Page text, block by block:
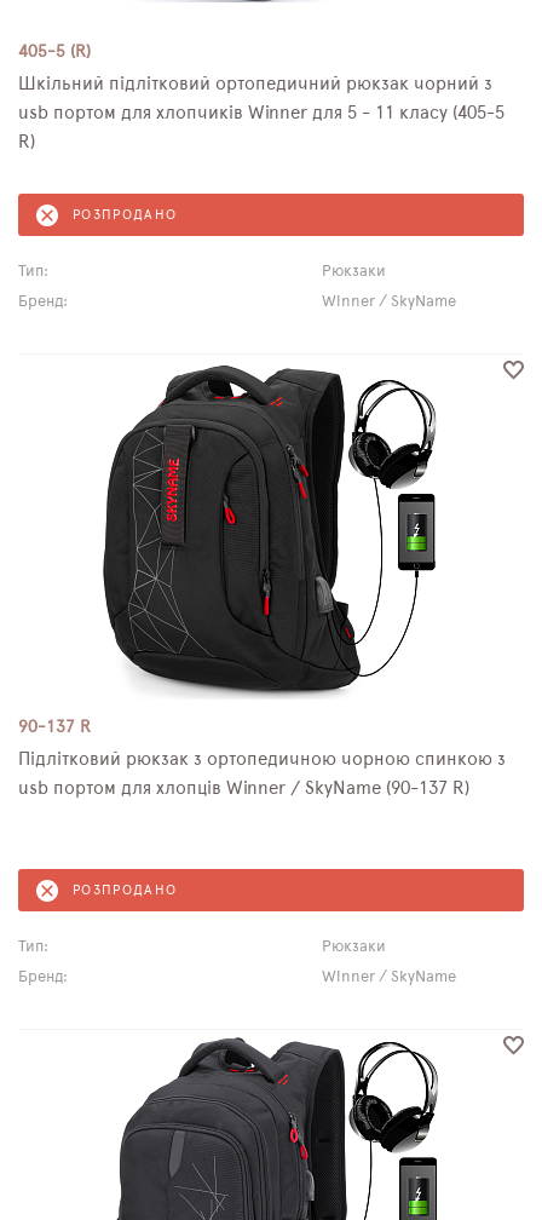
405-5 (R)
Шкільний підлітковий ортопедичний рюкзак чорний з
usb портом для хлопчиків Winner для 5 - 11 класу (405-5
R)
РОЗПРОДАНО
Тип:
Рюкзаки
Бренд:
Winner / SkyName
90-137 R
Підлітковий рюкзак з ортопедичною чорною спинкою з
usb портом для хлопців Winner / SkyName (90-137 R)
РОЗПРОДАНО
Тип:
Рюкзаки
Бренд:
Winner / SkyName